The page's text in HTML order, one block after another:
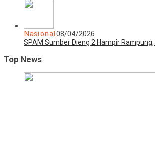
Nasional08/04/2026
SPAM Sumber Dieng 2 Hampir Rampung,
Top News